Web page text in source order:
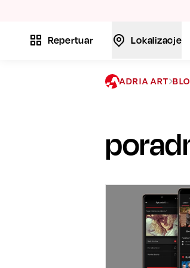
Repertuar Lokalizacje
ADRIA ART